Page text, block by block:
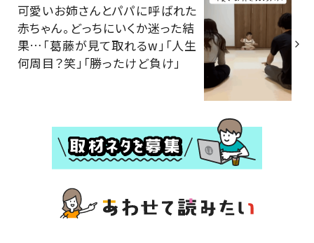
可愛いお姉さんとパパに呼ばれた
赤ちゃん。どっちにいくか迷った結
果…「葛藤が見て取れるw」「人生
何周目？笑」「勝ったけど負け」